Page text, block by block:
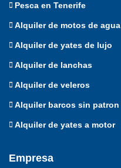
Pesca en Tenerife
Alquiler de motos de agua
Alquiler de yates de lujo
Alquiler de lanchas
Alquiler de veleros
Alquiler barcos sin patron
Alquiler de yates a motor
Empresa